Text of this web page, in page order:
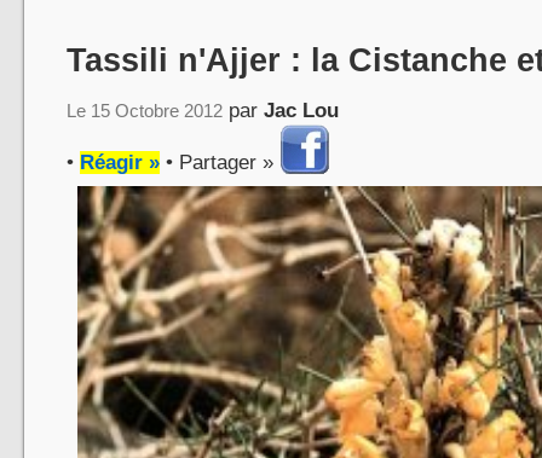
Tassili n'Ajjer : la Cistanche
Le 15 Octobre 2012 par Jac Lou
• Réagir » • Partager »